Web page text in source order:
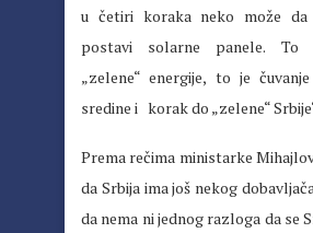
u četiri koraka neko može
postavi solarne panele. To
„zelene“ energije, to je
sredine i korak do „zelene“
Prema rečima ministarke
da Srbija ima još nekog
da nema ni jednog razloga da se